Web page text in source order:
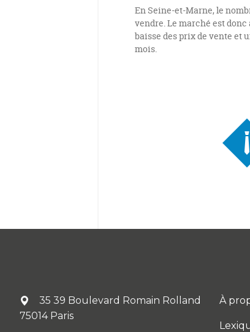
En Seine-et-Marne, le
vendre. Le marché est
baisse des prix de vente et
mois.
35 39 Boulevard Romain Rolland
75014 Paris
À